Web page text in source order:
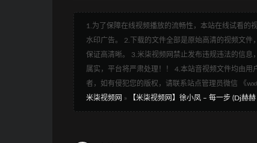
1.为了保障在线视频播放的流畅性，本站在线试看的
水印广告。 2.下载的文件全部是原始高清的视频文
保证高清晰。 3.米柒视频网禁止发布违规违法的信
属实，平台将严肃处理！！ 4.本站音视频文件均由
者，如有侵犯您的版权，请联系站点管理员微信 《
米柒视频网 » 【米柒视频网】徐小凤 – 每一步 (Dj赫